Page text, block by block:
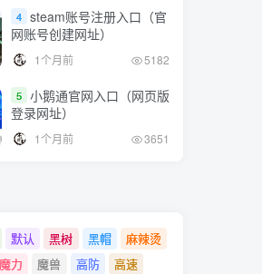
4 steam账号注册入口（官
网账号创建网址）
1个月前 5182
5 小鹅通官网入口（网页版
登录网址）
1个月前 3651
默认 黑树 黑帽
麻辣烫
魔力 魔兽 高防
高速